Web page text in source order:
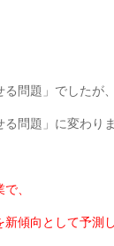
る問題」でしたが
問題」に変わり
、
新傾向として予測